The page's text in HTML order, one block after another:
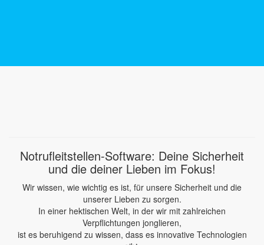
Notrufleitstellen-Software: Deine Sicherheit
und die deiner Lieben im Fokus!
Wir wissen, wie wichtig es ist, für unsere Sicherheit und die
unserer Lieben zu sorgen.
In einer hektischen Welt, in der wir mit zahlreichen
Verpflichtungen jonglieren,
ist es beruhigend zu wissen, dass es innovative Technologien